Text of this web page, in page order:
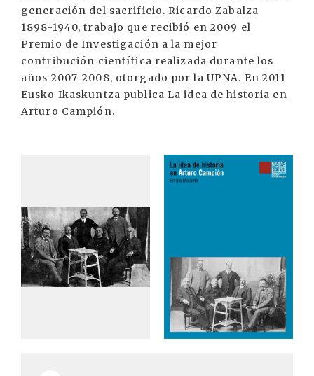
generación del sacrificio. Ricardo Zabalza
1898-1940, trabajo que recibió en 2009 el
Premio de Investigación a la mejor
contribución científica realizada durante los
años 2007-2008, otorgado por la UPNA. En 2011
Eusko Ikaskuntza publica La idea de historia en
Arturo Campión.